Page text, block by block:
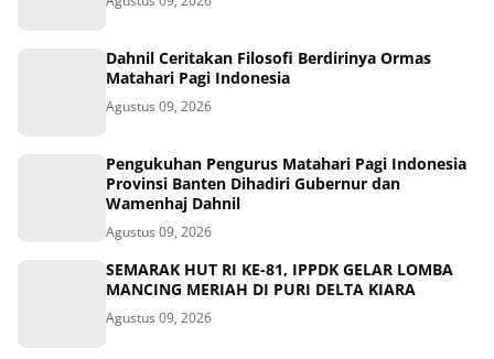
Dahnil Ceritakan Filosofi Berdirinya Ormas
Matahari Pagi Indonesia
Agustus 09, 2026
Pengukuhan Pengurus Matahari Pagi Indonesia
Provinsi Banten Dihadiri Gubernur dan
Wamenhaj Dahnil
Agustus 09, 2026
SEMARAK HUT RI KE-81, IPPDK GELAR LOMBA
MANCING MERIAH DI PURI DELTA KIARA
Agustus 09, 2026